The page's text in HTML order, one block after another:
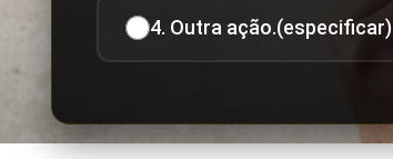
4. Outra ação.(especificar)